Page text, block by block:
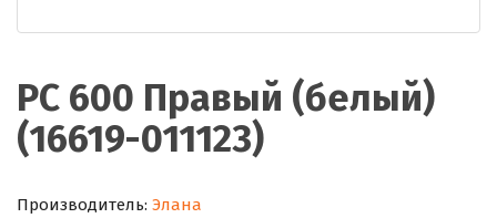
РС 600 Правый (белый)
(16619-011123)
Производитель: Элана